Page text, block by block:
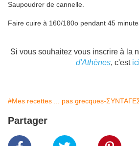
Saupoudrer de cannelle.
Faire cuire à 160/180o pendant 45
Si vous souhaitez vous inscrire à la
d'Athènes, c'est ici
#Mes recettes ... pas grecques-
Partager